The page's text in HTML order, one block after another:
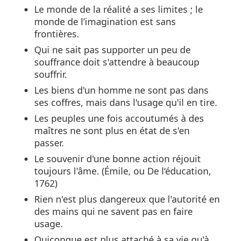
Le monde de la réalité a ses limites ; le
monde de l’imagination est sans
frontières.
Qui ne sait pas supporter un peu de
souffrance doit s'attendre à beaucoup
souffrir.
Les biens d'un homme ne sont pas dans
ses coffres, mais dans l'usage qu'il en tire.
Les peuples une fois accoutumés à des
maîtres ne sont plus en état de s'en
passer.
Le souvenir d'une bonne action réjouit
toujours l'âme. (Émile, ou De l‘éducation,
1762)
Rien n'est plus dangereux que l'autorité en
des mains qui ne savent pas en faire
usage.